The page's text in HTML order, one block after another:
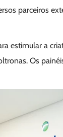
parceiros
estimular a
Os